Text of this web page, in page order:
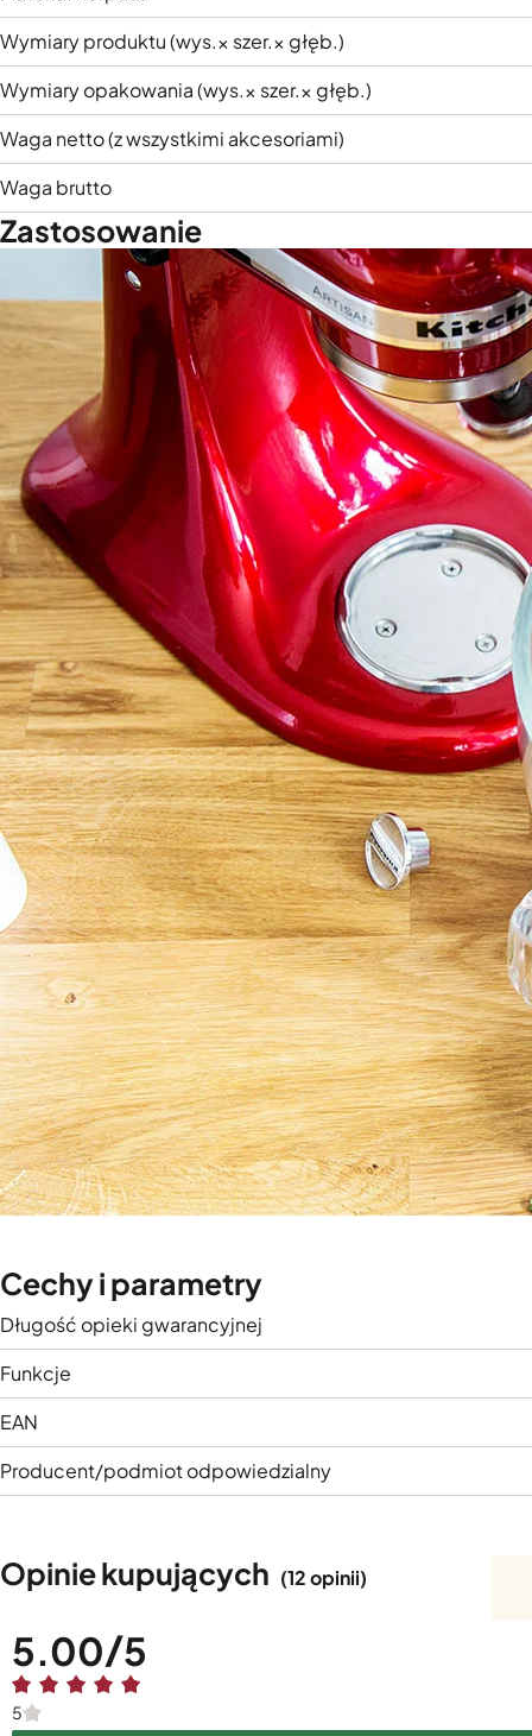
Wymiary produktu (wys.× szer.× głęb.)
Wymiary opakowania (wys.× szer.× głęb.)
Waga netto (z wszystkimi akcesoriami)
Waga brutto
Zastosowanie
Cechy i parametry
Długość opieki gwarancyjnej
Funkcje
EAN
Producent/podmiot odpowiedzialny
Opinie kupujących (12 opinii)
5.00
5